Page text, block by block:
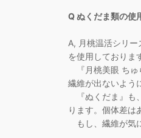
Q ぬくだま類の使
A, 月桃温活シリ
を使用しておりま
『月桃美眼 ちゅ
繊維が出ないよう
『ぬくだま』も
ります。個体差は
もし、繊維が気